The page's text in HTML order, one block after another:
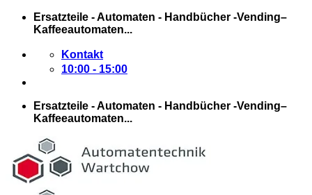
Zum
Ersatzteile - Automaten - Handbücher -Vending–
Kaffeeautomaten...
Kontakt
10:00 - 15:00
Ersatzteile - Automaten - Handbücher -Vending–
Kaffeeautomaten...